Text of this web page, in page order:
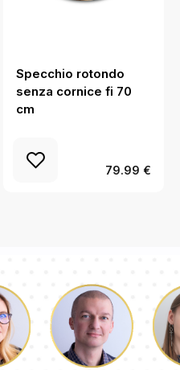
Specchio rotondo
senza cornice fi 70
cm
79.99 €